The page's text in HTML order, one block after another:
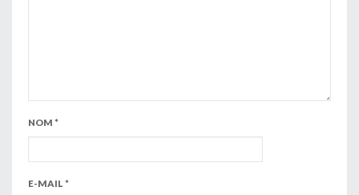
NOM *
E-MAIL *